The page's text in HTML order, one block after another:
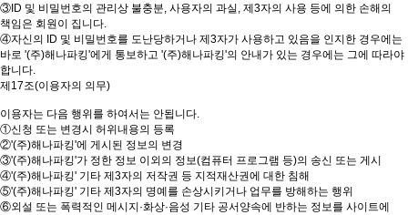
③ID 및 비밀번호의 관리상 불충분, 사용자의 과실, 제3자의 사용 등에 의한 손해의
책임은 회원이 집니다.
④자신의 ID 및 비밀번호를 도난당하거나 제3자가 사용하고 있음을 인지한 경우에는
바로 '(주)해나파킹'에게 통보하고 '(주)해나파킹'의 안내가 있는 경우에는 그에 따라야
합니다.
제17조(이용자의 의무)
이용자는 다음 행위를 하여서는 안됩니다.
①신청 또는 변경시 허위내용의 등록
②'(주)해나파킹'에 게시된 정보의 변경
③'(주)해나파킹'가 정한 정보 이외의 정보(컴퓨터 프로그램 등)의 송신 또는 게시
④'(주)해나파킹' 기타 제3자의 저작권 등 지적재산권에 대한 침해
⑤'(주)해나파킹' 기타 제3자의 명예를 손상시키거나 업무를 방해하는 행위
⑥외설 또는 폭력적인 메시지·화상·음성 기타 공서양속에 반하는 정보를 사이트에